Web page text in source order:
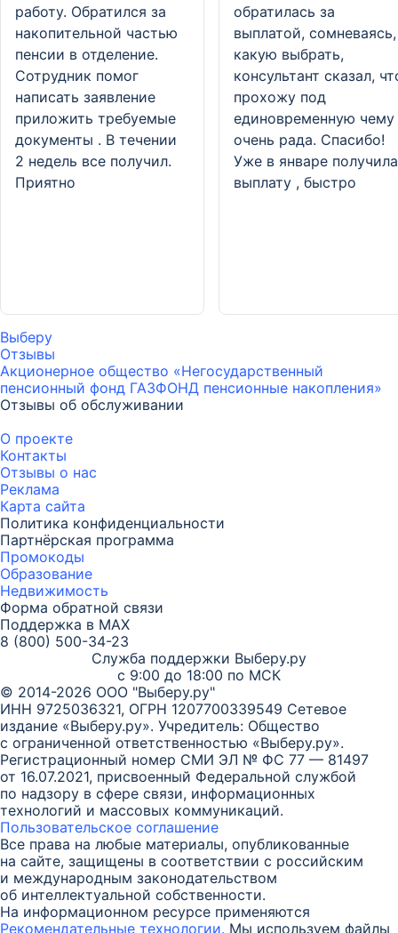
работу. Обратился за
накопительной частью
пенсии в отделение.
Сотрудник помог
написать заявление
приложить требуемые
документы . В течении
2 недель все получил.
Приятно
обратилась за
выплатой, сомневаясь,
какую выбрать,
консультант сказал,
прохожу под
единовременную чему
очень рада. Спасибо!
Уже в январе получила
выплату , быстро
Выберу
Отзывы
Акционерное общество «Негосударственный
пенсионный фонд ГАЗФОНД пенсионные накопления»
Отзывы об обслуживании
О проекте
Контакты
Отзывы о нас
Реклама
Карта сайта
Политика конфиденциальности
Партнёрская программа
Промокоды
Образование
Недвижимость
Форма обратной связи
Поддержка в MAX
8 (800) 500-34-23
Служба поддержки Выберу.ру
с 9:00 до 18:00 по МСК
© 2014-2026 ООО "Выберу.ру"
ИНН 9725036321, ОГРН 1207700339549 Сетевое
издание «Выберу.ру». Учредитель: Общество
с ограниченной ответственностью «Выберу.ру».
Регистрационный номер СМИ ЭЛ № ФС 77 — 81497
от 16.07.2021, присвоенный Федеральной службой
по надзору в сфере связи, информационных
технологий и массовых коммуникаций.
Пользовательское соглашение
Все права на любые материалы, опубликованные
на сайте, защищены в соответствии с российским
и международным законодательством
об интеллектуальной собственности.
На информационном ресурсе применяются
Рекомендательные технологии. Мы используем файлы